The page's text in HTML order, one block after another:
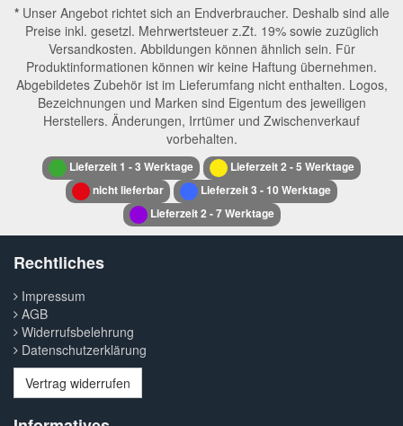
*Unser Angebot richtet sich an Endverbraucher. Deshalb sind alle
Preise inkl. gesetzl. Mehrwertsteuer z.Zt. 19% sowie zuzüglich
Versandkosten. Abbildungen können ähnlich sein. Für
Produktinformationen können wir keine Haftung übernehmen.
Abgebildetes Zubehör ist im Lieferumfang nicht enthalten. Logos,
Bezeichnungen und Marken sind Eigentum des jeweiligen
Herstellers. Änderungen, Irrtümer und Zwischenverkauf
vorbehalten.
Lieferzeit 1 - 3 Werktage
Lieferzeit 2 - 5 Werktage
nicht lieferbar
Lieferzeit 3 - 10 Werktage
Lieferzeit 2 - 7 Werktage
Rechtliches
Impressum
AGB
Widerrufsbelehrung
Datenschutzerklärung
Vertrag widerrufen